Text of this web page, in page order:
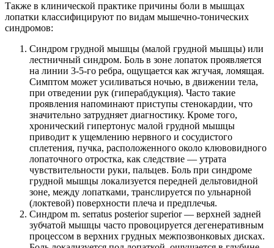
Также в клинической практике причины боли в мышцах
лопатки классифицируют по видам мышечно-тонических
синдромов:
Синдром грудной мышцы (малой грудной мышцы) или
лестничный синдром. Боль в зоне лопаток проявляется
на линии 3-5-го ребра, ощущается как жгучая, ломящая.
Симптом может усиливаться ночью, в движении тела,
при отведении рук (гиперабдукция). Часто такие
проявления напоминают приступы стенокардии, что
значительно затрудняет диагностику. Кроме того,
хронический гипертонус малой грудной мышцы
приводит к ущемлению нервного и сосудистого
сплетения, пучка, расположенного около клювовидного
лопаточного отростка, как следствие — утрата
чувствительности руки, пальцев. Боль при синдроме
грудной мышцы локализуется передней дельтовидной
зоне, между лопатками, транслируется по ульнарной
(локтевой) поверхности плеча и предплечья.
Синдром m. serratus posterior superior — верхней задней
зубчатой мышцы часто провоцируется дегенеративным
процессом в верхних грудных межпозвонковых дисках.